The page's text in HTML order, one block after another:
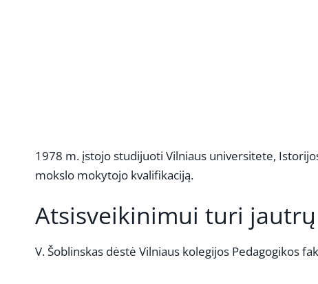
1978 m. įstojo studijuoti Vilniaus universitete,
mokslo mokytojo kvalifikaciją.
Atsisveikinimui turi
V. Šoblinskas dėstė Vilniaus kolegijos Pedagogikos